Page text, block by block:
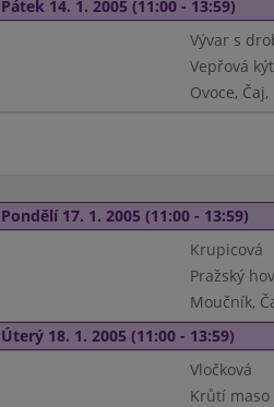
Pátek 14. 1. 2005 (11:00 - 13:59)
Vývar s
Vepřová
Ovoce,
Pondělí 17. 1. 2005 (11:00 - 13:59)
Krupicová
Pražský
Moučník,
Úterý 18. 1. 2005 (11:00 - 13:59)
Vločková
Krůtí